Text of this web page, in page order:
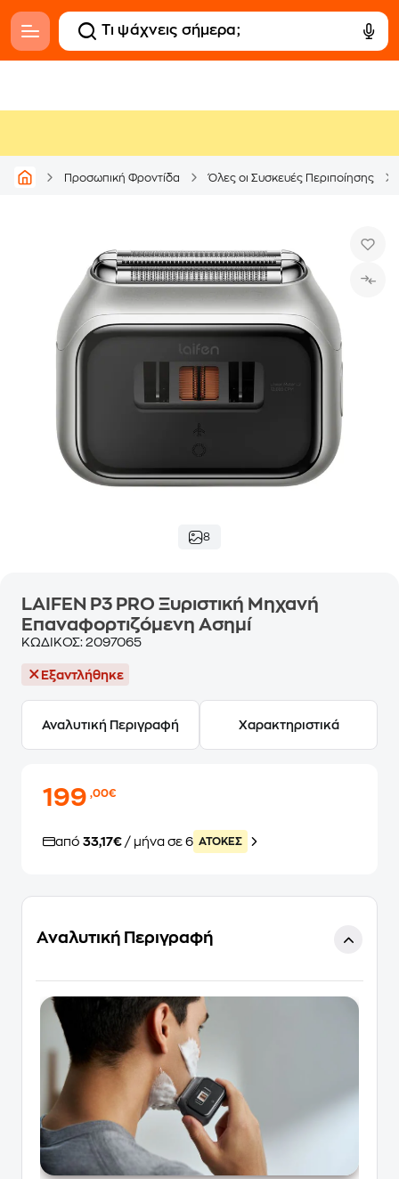
Προσωπική Φροντίδα Όλες οι Συσκευές Περιποίησης
8
LAIFEN P3 PRO Ξυριστική Μηχανή
Επαναφορτιζόμενη Ασημί
ΚΩΔΙΚΟΣ: 2097065
Εξαντλήθηκε
Αναλυτική Περιγραφή Χαρακτηριστικά
199,00€
από 33,17€ / μήνα σε 6 ATOKEΣ
Αναλυτική Περιγραφή